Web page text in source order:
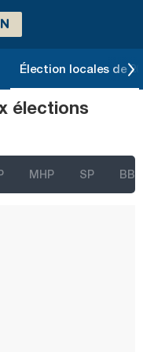
Élection locales de
élections
MHP SP BBP